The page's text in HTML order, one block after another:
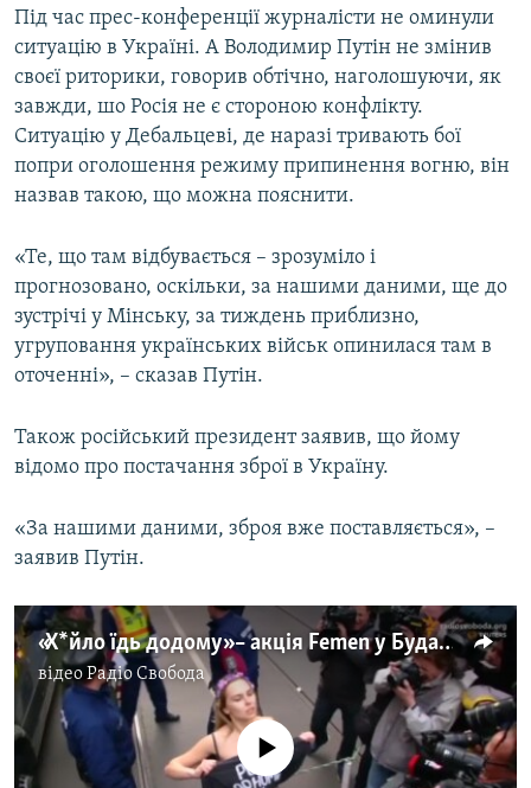
Під час прес-конференції журналісти не оминули
ситуацію в Україні. А Володимир Путін не змінив
своєї риторики, говорив обтічно, наголошуючи, як
завжди, шо Росія не є стороною конфлікту.
Ситуацію у Дебальцеві, де наразі тривають бої
попри оголошення режиму припинення вогню, він
назвав такою, що можна пояснити.
«Те, що там відбувається – зрозуміло і
прогнозовано, оскільки, за нашими даними, ще до
зустрічі у Мінську, за тиждень приблизно,
угруповання українських військ опинилася там в
оточенні», – сказав Путін.
Також російський президент заявив, що йому
відомо про постачання зброї в Україну.
«За нашими даними, зброя вже поставляється», –
заявив Путін.
«Х*йло їдь додому» – акція Femen у Будапешті
відеоРадіо Свобода
No media source currently available